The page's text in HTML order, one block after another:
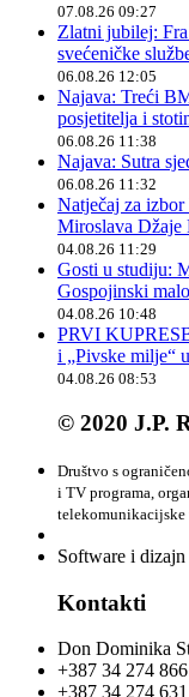
07.08.26 09:27
Zlatni jubilej:
svećeničke
06.08.26 12:05
Najava: Treći
posjetitelja i
06.08.26 11:38
Najava: Sutra
06.08.26 11:32
Natječaj za izbor
Miroslava Džaje
04.08.26 11:29
Gosti u studiju:
Gospojinski
04.08.26 10:48
PRVI
i „Pivske milje“
04.08.26 08:53
© 2020 J.P.
Društvo s
i TV programa,
Software i dizajn
Kontakti
Don Dominika
+387 34 274 866
+387 34 274 631